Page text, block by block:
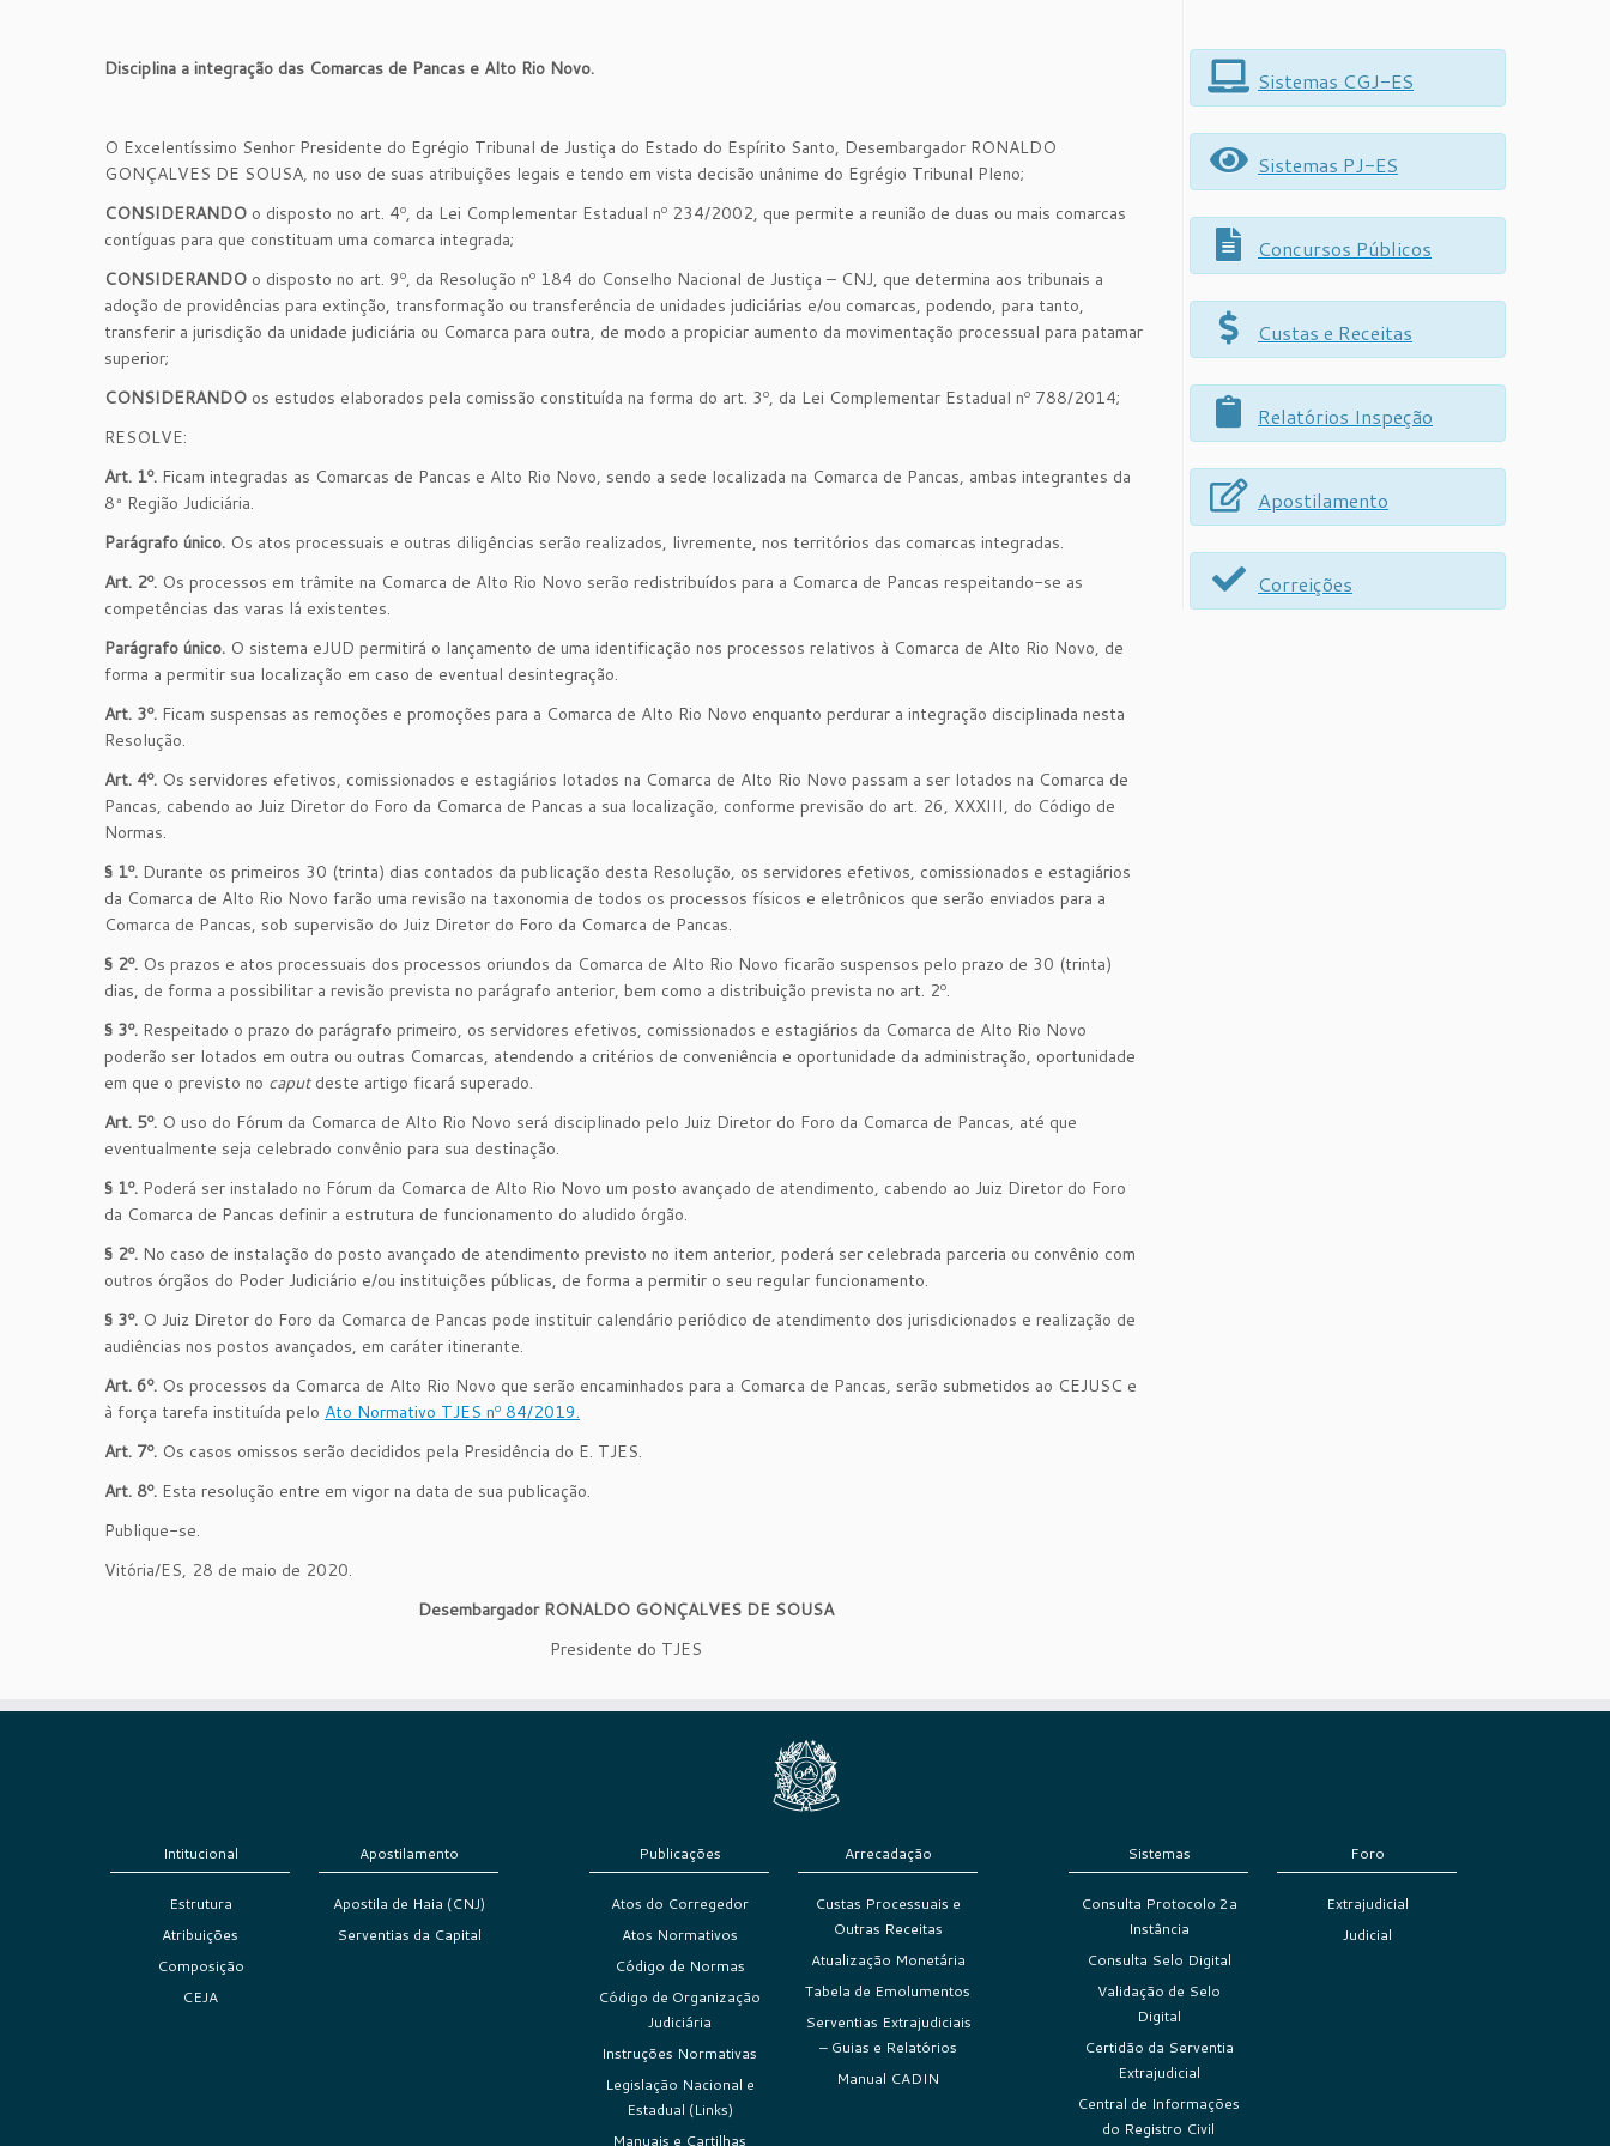
Disciplina a integração das Comarcas de Pancas e Alto Rio Novo.
O Excelentíssimo Senhor Presidente do Egrégio Tribunal de Justiça do Estado do Espírito Santo, Desembargador RONALDO
GONÇALVES DE SOUSA, no uso de suas atribuições legais e tendo em vista decisão unânime do Egrégio Tribunal Pleno;
CONSIDERANDO o disposto no art. 4º, da Lei Complementar Estadual nº 234/2002, que permite a reunião de duas ou mais comarcas
contíguas para que constituam uma comarca integrada;
CONSIDERANDO o disposto no art. 9º, da Resolução nº 184 do Conselho Nacional de Justiça – CNJ, que determina aos tribunais a
adoção de providências para extinção, transformação ou transferência de unidades judiciárias e/ou comarcas, podendo, para tanto,
transferir a jurisdição da unidade judiciária ou Comarca para outra, de modo a propiciar aumento da movimentação processual para patamar
superior;
CONSIDERANDO os estudos elaborados pela comissão constituída na forma do art. 3º, da Lei Complementar Estadual nº 788/2014;
RESOLVE:
Art. 1º. Ficam integradas as Comarcas de Pancas e Alto Rio Novo, sendo a sede localizada na Comarca de Pancas, ambas integrantes da
8ª Região Judiciária.
Parágrafo único. Os atos processuais e outras diligências serão realizados, livremente, nos territórios das comarcas integradas.
Art. 2º. Os processos em trâmite na Comarca de Alto Rio Novo serão redistribuídos para a Comarca de Pancas respeitando-se as
competências das varas lá existentes.
Parágrafo único. O sistema eJUD permitirá o lançamento de uma identificação nos processos relativos à Comarca de Alto Rio Novo, de
forma a permitir sua localização em caso de eventual desintegração.
Art. 3º. Ficam suspensas as remoções e promoções para a Comarca de Alto Rio Novo enquanto perdurar a integração disciplinada nesta
Resolução.
Art. 4º. Os servidores efetivos, comissionados e estagiários lotados na Comarca de Alto Rio Novo passam a ser lotados na Comarca de
Pancas, cabendo ao Juiz Diretor do Foro da Comarca de Pancas a sua localização, conforme previsão do art. 26, XXXIII, do Código de
Normas.
§ 1º. Durante os primeiros 30 (trinta) dias contados da publicação desta Resolução, os servidores efetivos, comissionados e estagiários
da Comarca de Alto Rio Novo farão uma revisão na taxonomia de todos os processos físicos e eletrônicos que serão enviados para a
Comarca de Pancas, sob supervisão do Juiz Diretor do Foro da Comarca de Pancas.
§ 2º. Os prazos e atos processuais dos processos oriundos da Comarca de Alto Rio Novo ficarão suspensos pelo prazo de 30 (trinta)
dias, de forma a possibilitar a revisão prevista no parágrafo anterior, bem como a distribuição prevista no art. 2º.
§ 3º. Respeitado o prazo do parágrafo primeiro, os servidores efetivos, comissionados e estagiários da Comarca de Alto Rio Novo
poderão ser lotados em outra ou outras Comarcas, atendendo a critérios de conveniência e oportunidade da administração, oportunidade
em que o previsto no caputdeste artigo ficará superado.
Art. 5º. O uso do Fórum da Comarca de Alto Rio Novo será disciplinado pelo Juiz Diretor do Foro da Comarca de Pancas, até que
eventualmente seja celebrado convênio para sua destinação.
§ 1º. Poderá ser instalado no Fórum da Comarca de Alto Rio Novo um posto avançado de atendimento, cabendo ao Juiz Diretor do Foro
da Comarca de Pancas definir a estrutura de funcionamento do aludido órgão.
§ 2º. No caso de instalação do posto avançado de atendimento previsto no item anterior, poderá ser celebrada parceria ou convênio com
outros órgãos do Poder Judiciário e/ou instituições públicas, de forma a permitir o seu regular funcionamento.
§ 3º. O Juiz Diretor do Foro da Comarca de Pancas pode instituir calendário periódico de atendimento dos jurisdicionados e realização de
audiências nos postos avançados, em caráter itinerante.
Art. 6º. Os processos da Comarca de Alto Rio Novo que serão encaminhados para a Comarca de Pancas, serão submetidos ao CEJUSC e
à força tarefa instituída pelo Ato Normativo TJES nº 84/2019.
Art. 7º. Os casos omissos serão decididos pela Presidência do E. TJES.
Art. 8º. Esta resolução entre em vigor na data de sua publicação.
Publique-se.
Vitória/ES, 28 de maio de 2020.
Desembargador RONALDO GONÇALVES DE SOUSA
Presidente do TJES
Sistemas CGJ-ES
Sistemas PJ-ES
Concursos Públicos
Custas e Receitas
Relatórios Inspeção
Apostilamento
Correições
Intitucional
Estrutura
Atribuições
Composição
CEJA
Apostilamento
Apostila de Haia (CNJ)
Serventias da Capital
Publicações
Atos do Corregedor
Atos Normativos
Código de Normas
Código de Organização
Judiciária
Instruções Normativas
Legislação Nacional e
Estadual (Links)
Manuais e Cartilhas
Arrecadação
Custas Processuais e
Outras Receitas
Atualização Monetária
Tabela de Emolumentos
Serventias Extrajudiciais
– Guias e Relatórios
Manual CADIN
Sistemas
Consulta Protocolo 2a
Instância
Consulta Selo Digital
Validação de Selo
Digital
Certidão da Serventia
Extrajudicial
Central de Informações
do Registro Civil
Foro
Extrajudicial
Judicial